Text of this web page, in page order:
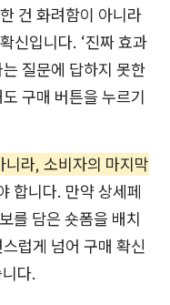
건 화려함이 아니라
신입니다. ‘진짜 효과
는 질문에 답하지 못한
구매 버튼을 누르기
라, 소비자의 마지막
합니다. 만약 상세페
를 담은 숏폼을 배치
럽게 넘어 구매 확신
다.